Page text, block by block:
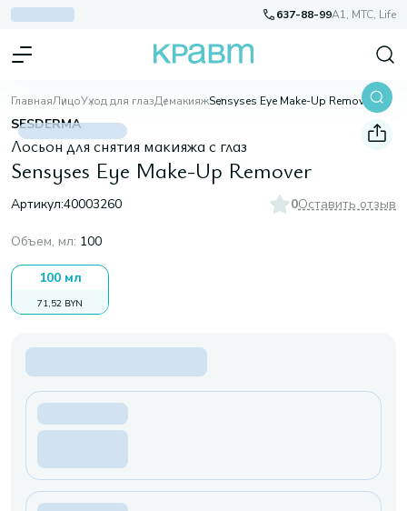
637-88-99A1, МТС, Life
ГлавнаяЛицоУход для глазДемакияжSensyses Eye Make-Up Remover
SESDERMA
Лосьон для снятия макияжа с глаз
Sensyses Eye Make-Up Remover
Артикул:40003260 0Оставить отзыв
Объем, мл: 100
100 мл
71,52 BYN